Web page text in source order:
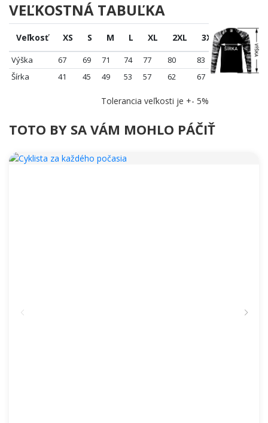
VEĽKOSTNÁ TABUĽKA
Veľkosť XS S M L XL 2XL 3XL
Výška 67 69 71 74 77 80
83
Šírka
41 45 49 53 57 62 67
Tolerancia veľkosti je +- 5%
TOTO BY SA VÁM MOHLO PÁČIŤ